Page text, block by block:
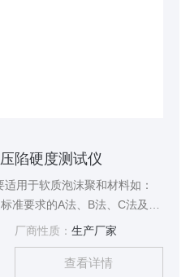
陷硬度测试仪
用于软质泡沫聚和材料如：
准要求的A法、B法、C法及其
、泡沫等试样进行标准的测
试。
厂商性质： 生产厂家
查看详情